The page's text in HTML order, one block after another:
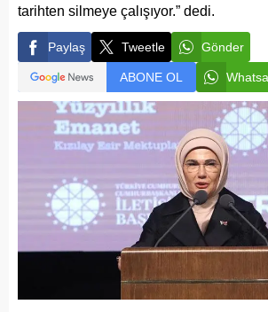
tarihten silmeye çalışıyor.” dedi.
Paylaş Tweetle Gönder
ABONE OL